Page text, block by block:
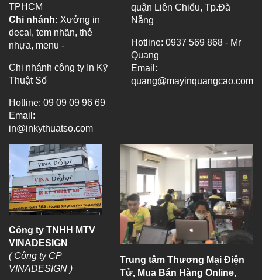
TPHCM
Chi nhánh: Xưởng in
decal, tem nhãn, thẻ
nhựa, menu -
Chi nhánh công ty In Kỹ
Thuật Số
Hotline: 09 09 09 96 69
Email:
in@inkythuatso.com
quận Liên Chiểu, Tp.Đà
Nẵng
Hotline: 0937 569 868 - Mr
Quang
Email:
quang@mayinquangcao.com
Công ty TNHH MTV
VINADESIGN
( Công ty CP
VINADESIGN )
Trung tâm Thương Mại Điện
Tử, Mua Bán Hàng Online,